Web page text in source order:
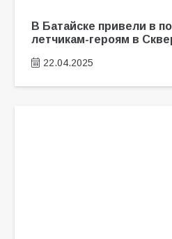
В Батайске привели в
летчикам-героям в
22.04.2025